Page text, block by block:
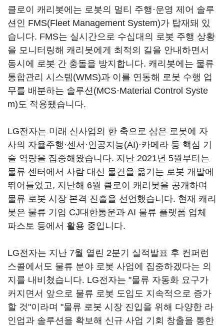
클로이 캐리봇에는 로봇의 멀티 주행·운영 제어 솔루
션인 FMS(Fleet Management System)가 탑재돼 있
습니다. FMS는 실시간으로 수십대의 로봇 주행 상황
을 모니터링해 캐리봇에게 최적의 길을 안내하면서
동시에 로봇 간 충돌을 방지합니다. 캐리봇에는 물류
통합관리 시스템(WMS)과 이를 연동해 로봇 수행 업
무를 배분하는 솔루션(MCS·Material Control Syste
m)도 적용됐습니다.
LG전자는 미래 신사업의 한 축으로 삼은 로봇에 자
사의 자율주행·센서·인공지능(AI)·카메라 등 핵심 기
술 역량을 집중해왔습니다. 지난 2021년 5월부터는
물류 센터에서 사람 대신 물건을 옮기는 로봇 개발에
뛰어들었고, 지난해 6월 클로이 캐리봇을 공개하며
물류 로봇 시장 본격 진출을 선언했습니다. 현재 캐리
봇은 물류 기업 CJ대한통운과 AI 물류 플랫폼 업체
파스토 등에서 활용 중입니다.
LG전자는 지난 7월 열린 2분기 실적발표 후 컨퍼런
스콜에서도 물류 분야 로봇 사업에 집중하겠다는 의
지를 내비쳤습니다. LG전자는 "물류 자동화 요구가
커지면서 앞으로 물류 로봇 도입도 지속적으로 증가
할 것"이라며 "물류 로봇 시장 진입을 위해 다양한 라
인업과 솔루션을 확보해 신규 사업 기회 창출을 통한